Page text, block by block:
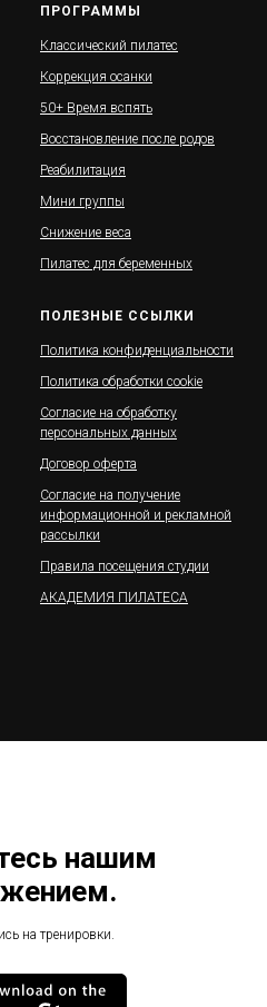
ПРОГРАММЫ
Классический пилатес
Коррекция осанки
50+ Время вспять
Восстановление после родов
Реабилитация
Мини группы
Снижение веса
Пилатес для беременных
ПОЛЕЗНЫЕ ССЫЛКИ
Политика конфиденциальности
Политика обработки cookie
Согласие на обработку
персональных данных
Договор оферта
Согласие на получение
информационной и рекламной
рассылки
Правила посещения студии
АКАДЕМИЯ ПИЛАТЕСА
нашим
на тренировки.